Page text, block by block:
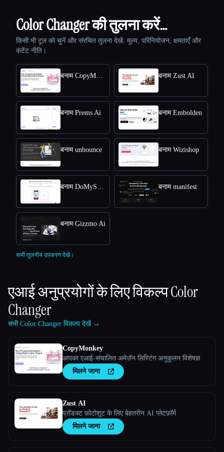
Color Changer की तुलना करें…
किसी भी टूल को चुनें और संरचित तुलना देखें: मूल्य, परिनियोजन, क्षमताएँ और
कंटेंट नीति।
बनाम CopyMonkey बनाम Zust AI
बनाम Prems Ai बनाम Embolden
बनाम unbounce बनाम Wizishop
बनाम DoMyShoot बनाम manifest
बनाम Gizzmo Ai
सभी तुलनीय उपकरण देखें।
एआई अनुप्रयोगों के लिए विकल्पColor
Changer
सभी Color Changer विकल्प देखें →
CopyMonkey
आपका एआई-संचालित अमेज़ॅन लिस्टिंग अनुकूलन विशेषज्ञ
मिलने जाना
Zust AI
प्रॉडक्ट फ़ोटोशूट के लिए बेहतरीन AI प्लेटफ़ॉर्म
मिलने जाना